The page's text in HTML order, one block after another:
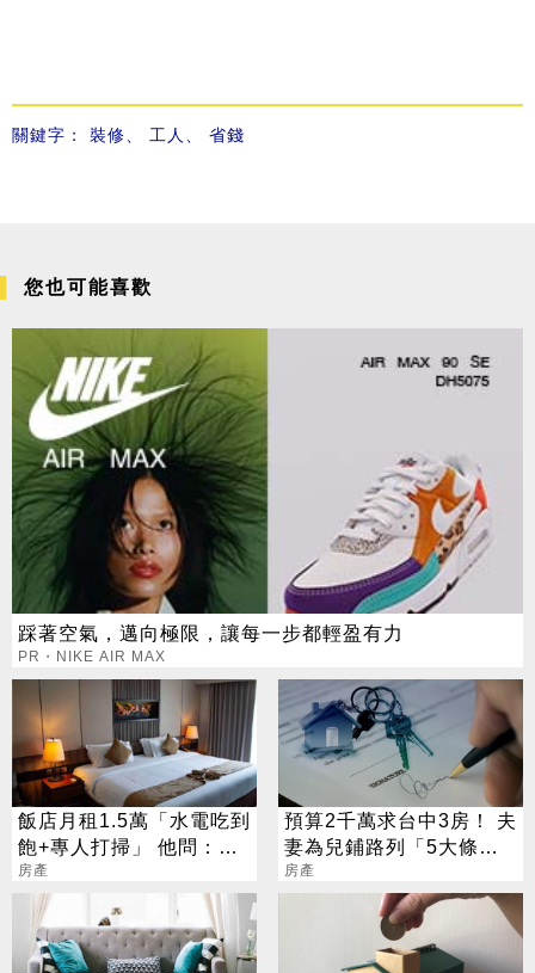
關鍵字： 裝修 工人 省錢
您也可能喜歡
踩著空氣，邁向極限，讓每一步都輕盈有力
PR・NIKE AIR MAX
飯店月租1.5萬「水電吃到
飽+專人打掃」 他問：幹
嘛買房呢？
房產
預算2千萬求台中3房！ 夫
妻為兒鋪路列「5大條
件」 網秒推這區
房產